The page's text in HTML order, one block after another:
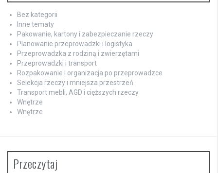
Bez kategorii
Inne tematy
Pakowanie, kartony i zabezpieczanie rzeczy
Planowanie przeprowadzki i logistyka
Przeprowadzka z rodziną i zwierzętami
Przeprowadzki i transport
Rozpakowanie i organizacja po przeprowadzce
Selekcja rzeczy i mniejsza przestrzeń
Transport mebli, AGD i cięższych rzeczy
Wnętrze
Wnętrze
Przeczytaj